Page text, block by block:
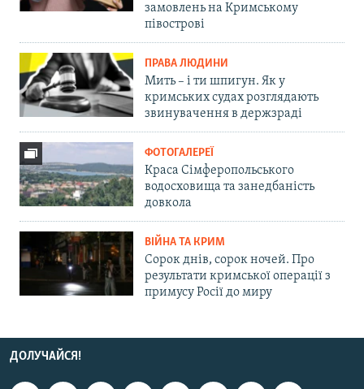
замовлень на Кримському
півострові
ПРАВА ЛЮДИНИ
Мить – і ти шпигун. Як у
кримських судах розглядають
звинувачення в держзраді
ФОТОГАЛЕРЕЇ
Краса Сімферопольського
водосховища та занедбаність
довкола
ВІЙНА ТА КРИМ
Сорок днів, сорок ночей. Про
результати кримської операції з
примусу Росії до миру
ДОЛУЧАЙСЯ!